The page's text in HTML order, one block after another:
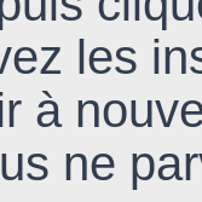
les
à
ne